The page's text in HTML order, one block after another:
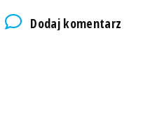
Dodaj komentarz